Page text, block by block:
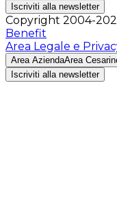
Iscriviti alla newsletter
Copyright 2004-
Benefit
Area Legale e
Area AziendaArea
Iscriviti alla newsletter